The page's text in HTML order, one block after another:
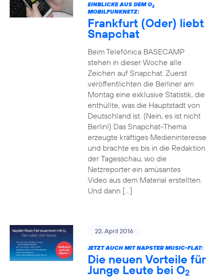
EINBLICKE AUS DEM O2
MOBILFUNKNETZ:
Frankfurt (Oder) liebt
Snapchat
Beim Telefónica BASECAMP
stehen in dieser Woche alle
Zeichen auf Snapchat. Zuerst
veröffentlichten die Berliner am
Montag eine exklusive Statistik, die
enthüllte, was die Hauptstadt von
Deutschland ist. (Nein, es ist nicht
Berlin!) Das Snapchat-Thema
erzeugte kräftiges Medieninteresse
und brachte es bis in die Redaktion
der Tagesschau, wo die
Netzreporter ein amüsantes
Video aus dem Material erstellten.
Und dann […]
22. April 2016
JETZT AUCH MIT NAPSTER MUSIC-FLAT:
Die neuen Vorteile für
Junge Leute bei O2